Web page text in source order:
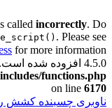
called incorrectly. Do
. Please see
4.5.0 افزوده شده است.) in
functions.php
on line 6170
ناوبری چسبنده کشش